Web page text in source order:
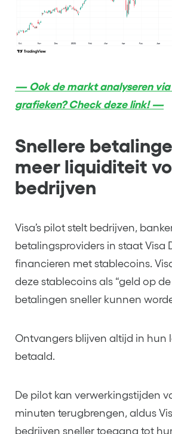
— Ook de markt analyseren via
grafieken? Check deze link! —
Snellere
meer liquiditeit
bedrijven
Visa’s pilot stelt bedrijven,
betalingsproviders in staat Visa
financieren met stablecoins.
deze stablecoins als “geld op
betalingen sneller kunnen
Ontvangers blijven altijd in hun
betaald.
De pilot kan verwerkingstijden
minuten terugbrengen, aldus
bedrijven sneller toegang tot